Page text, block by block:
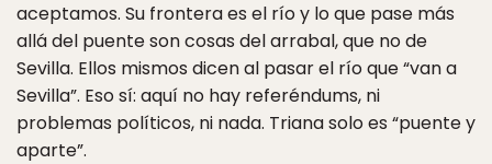
aceptamos. Su frontera es el río y lo que pase más
allá del puente son cosas del arrabal, que no de
Sevilla. Ellos mismos dicen al pasar el río que “van a
Sevilla”. Eso sí: aquí no hay referéndums, ni
problemas políticos, ni nada. Triana solo es “puente y
aparte”.